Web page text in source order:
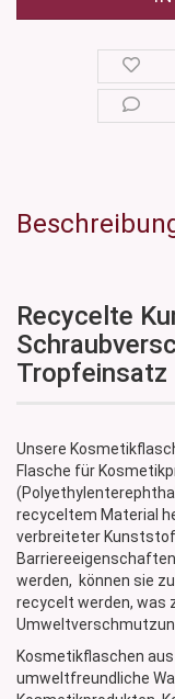
Recycelte
Tropfeinsatz
Unsere
Flasche für
recyceltem Material
verbreiteter
werden, können sie
recycelt werden, was
Kosmetikflaschen
umweltfreundliche